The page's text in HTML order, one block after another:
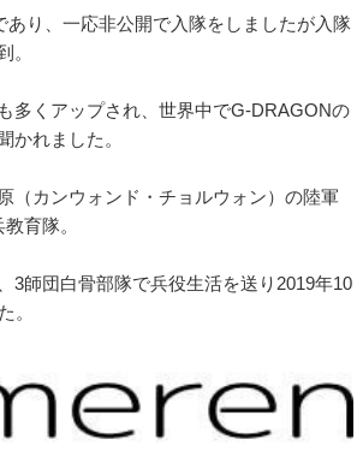
あり、一応非公開で入隊をしましたが入隊
。
多くアップされ、世界中でG-DRAGONの
かれました。
（カンウォンド・チョルウォン）の陸軍
育隊。
3師団白骨部隊で兵役生活を送り2019年10
。